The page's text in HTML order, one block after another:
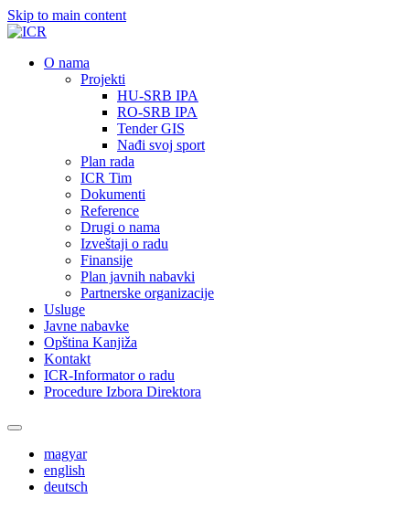
Skip to main content
О nama
Projekti
HU-SRB IPA
RO-SRB IPA
Tender GIS
Nađi svoj sport
Plan rada
ICR Tim
Dokumenti
Reference
Drugi o nama
Izveštaji o radu
Finansije
Plan javnih nabavki
Partnerske organizacije
Usluge
Javne nabavke
Opština Kanjiža
Kontakt
ICR-Informator o radu
Procedure Izbora Direktora
magyar
english
deutsch